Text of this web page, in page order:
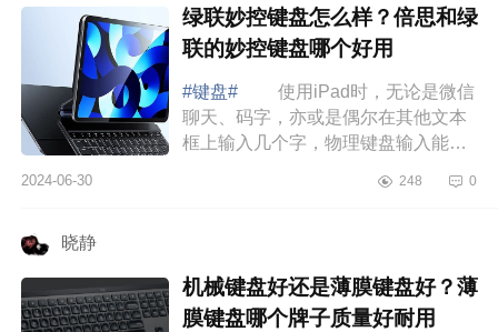
绿联妙控键盘怎么样？倍思和绿
联的妙控键盘哪个好用
#键盘#
使用iPad时，无论是微信
聊天、码字，亦或是偶尔在其他文本
框上输入几个字，物理键盘输入能显
家介绍下绿联妙控键盘怎么样？倍思
2024-06-30 248 0
晓静
机械键盘好还是薄膜键盘好？薄
膜键盘哪个牌子质量好耐用